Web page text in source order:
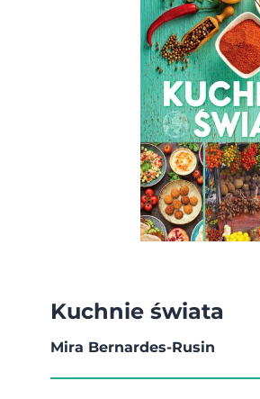
Kuchnie świata
Mira Bernardes-Rusin